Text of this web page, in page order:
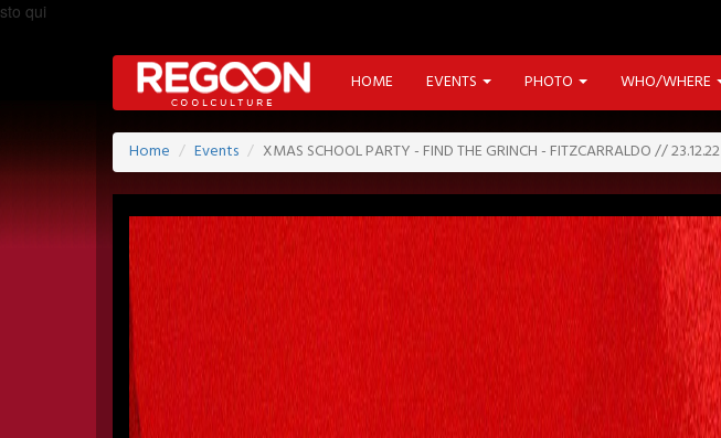
sto qui
HOME EVENTS PHOTO WHO/WHERE
Home Events XMAS SCHOOL PARTY - FIND THE GRINCH - FITZCARRALDO // 23.12.22